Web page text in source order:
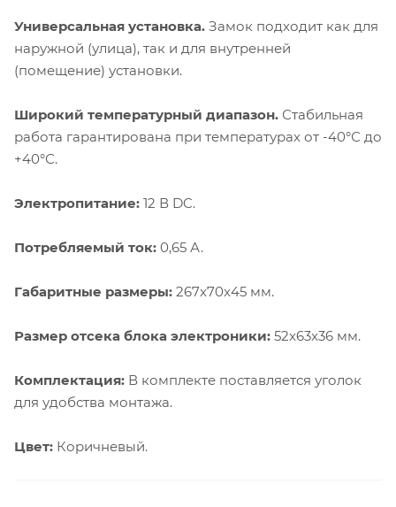
Универсальная установка. Замок подходит как для
наружной (улица), так и для внутренней
(помещение) установки.
Широкий температурный диапазон. Стабильная
работа гарантирована при температурах от -40°С до
+40°С.
Электропитание: 12 В DC.
Потребляемый ток: 0,65 А.
Габаритные размеры: 267x70x45 мм.
Размер отсека блока электроники: 52x63x36 мм.
Комплектация: В комплекте поставляется уголок
для удобства монтажа.
Цвет: Коричневый.